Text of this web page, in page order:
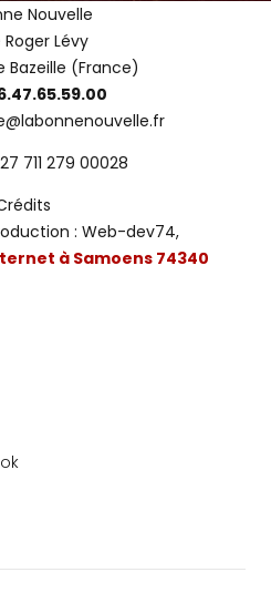
Nouvelle
Roger Lévy
Bazeille (France)
711 279 00028
: Web-dev74,
à Samoens 74340